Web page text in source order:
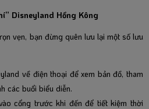
Disneyland Hồng Kông
vẹn, bạn đừng quên lưu lại một số lưu
về điện thoại để xem bản đồ, tham
các buổi biểu diễn.
cổng trước khi đến để tiết kiệm thời